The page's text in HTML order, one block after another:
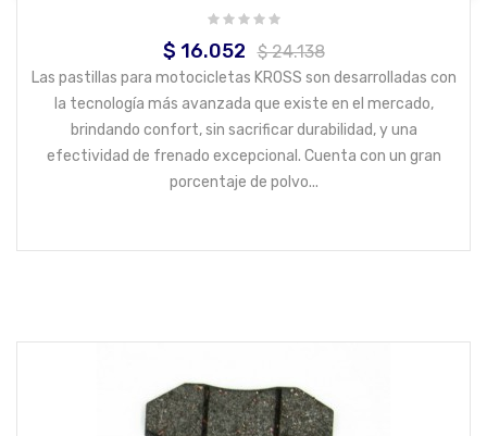
Precio
$ 16.052
Precio
base
$ 24.138
Las pastillas para motocicletas KROSS son desarrolladas con
la tecnología más avanzada que existe en el mercado,
brindando confort, sin sacrificar durabilidad, y una
efectividad de frenado excepcional. Cuenta con un gran
porcentaje de polvo...